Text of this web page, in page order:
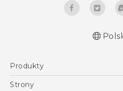
Produkty
Smartfony
Strony